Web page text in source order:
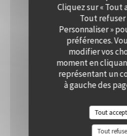
Cliquez sur « Tout
Tout refuser
Personnaliser »
préférences.
modifier vos
moment en
représentant un
à gauche des
Tout
Tout